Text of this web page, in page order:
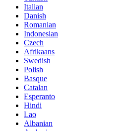
Italian
Danish
Romanian
Indonesian
Czech
Afrikaans
Swedish
Polish
Basque
Catalan
Esperanto
Hindi
Lao
Albanian